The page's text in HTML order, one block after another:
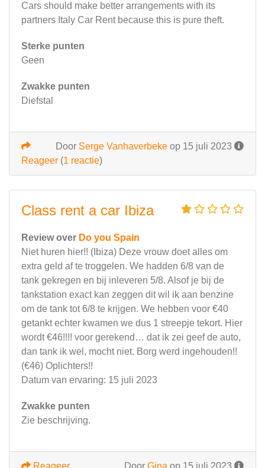
Cars should make better arrangements with its
partners Italy Car Rent because this is pure theft.
Sterke punten
Geen
Zwakke punten
Diefstal
Door Serge Vanhaverbeke op 15 juli 2023
Reageer (1 reactie)
Class rent a car Ibiza
Review over Do you Spain
Niet huren hier!! (Ibiza) Deze vrouw doet alles om
extra geld af te troggelen. We hadden 6/8 van de
tank gekregen en bij inleveren 5/8. Alsof je bij de
tankstation exact kan zeggen dit wil ik aan benzine
om de tank tot 6/8 te krijgen. We hebben voor €40
getankt echter kwamen we dus 1 streepje tekort. Hier
wordt €46!!!! voor gerekend… dat ik zei geef de auto,
dan tank ik wel, mocht niet. Borg werd ingehouden!!
(€46) Oplichters!!
Datum van ervaring: 15 juli 2023
Zwakke punten
Zie beschrijving.
Door Gina op 15 juli 2023
Reageer